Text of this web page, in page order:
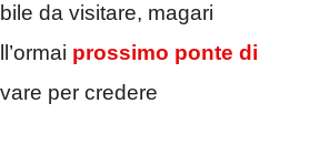
da visitare, magari
prossimo ponte di
per credere